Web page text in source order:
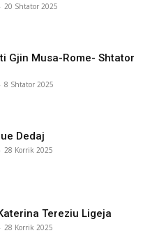
- 20 Shtator 2025
Gjin Musa-Rome- Shtator
- 8 Shtator 2025
Dedaj
- 28 Korrik 2025
Tereziu Ligeja
- 28 Korrik 2025